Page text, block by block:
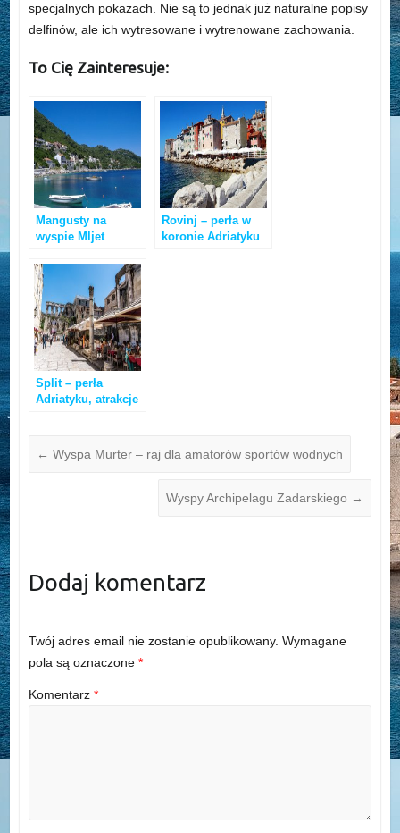
specjalnych pokazach. Nie są to jednak już naturalne popisy
delfinów, ale ich wytresowane i wytrenowane zachowania.
To Cię Zainteresuje:
Mangusty na
wyspie Mljet
Rovinj – perła w
koronie Adriatyku
Split – perła
Adriatyku, atrakcje
← Wyspa Murter – raj dla amatorów sportów wodnych
Wyspy Archipelagu Zadarskiego →
Dodaj komentarz
Twój adres email nie zostanie opublikowany. Wymagane
pola są oznaczone *
Komentarz *